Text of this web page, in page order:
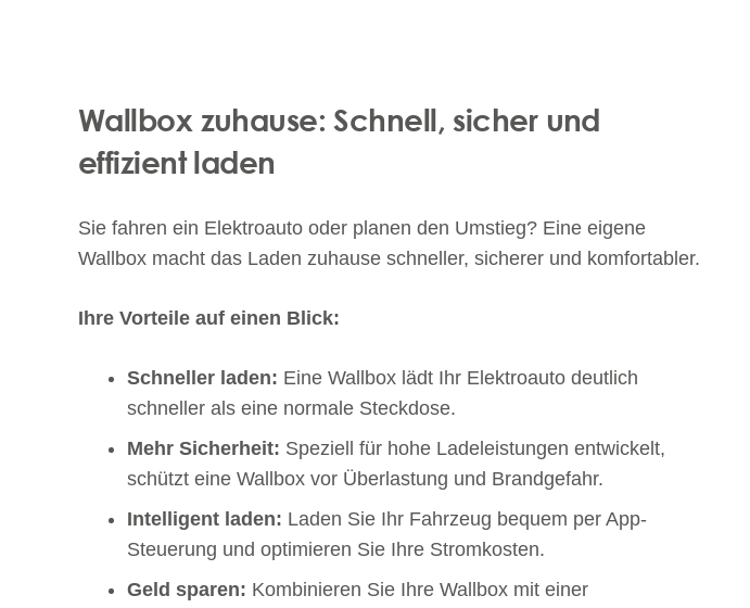
Wallbox zuhause: Schnell, sicher und
effizient laden
Sie fahren ein Elektroauto oder planen den Umstieg? Eine eigene
Wallbox macht das Laden zuhause schneller, sicherer und komfortabler.
Ihre Vorteile auf einen Blick:
Schneller laden: Eine Wallbox lädt Ihr Elektroauto deutlich
schneller als eine normale Steckdose.
Mehr Sicherheit: Speziell für hohe Ladeleistungen entwickelt,
schützt eine Wallbox vor Überlastung und Brandgefahr.
Intelligent laden: Laden Sie Ihr Fahrzeug bequem per App-
Steuerung und optimieren Sie Ihre Stromkosten.
Geld sparen: Kombinieren Sie Ihre Wallbox mit einer